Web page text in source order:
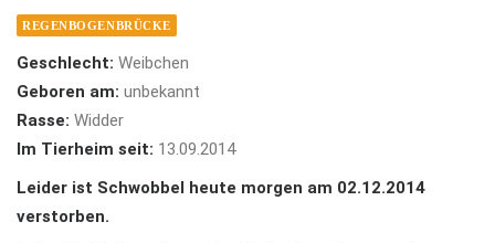
REGENBOGENBRÜCKE
Geschlecht: Weibchen
Geboren am: unbekannt
Rasse: Widder
Im Tierheim seit: 13.09.2014
Leider ist Schwobbel heute morgen am 02.12.2014
verstorben.